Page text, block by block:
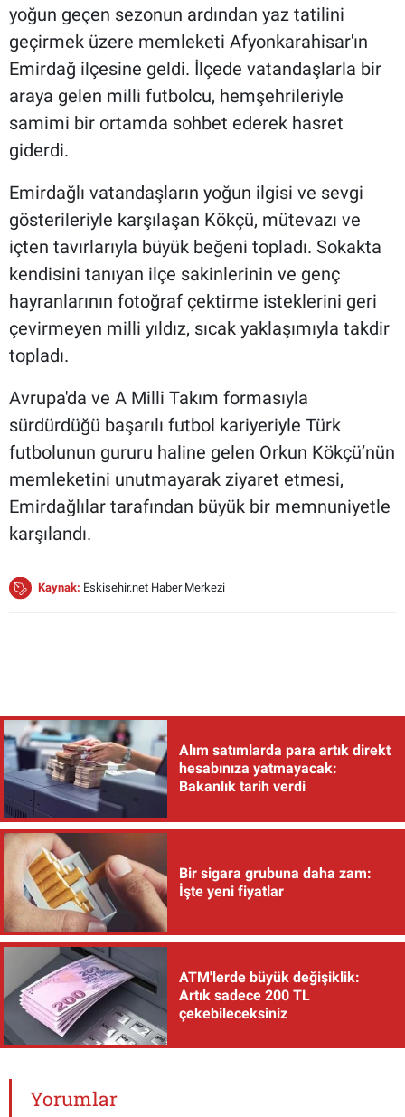
yoğun geçen sezonun ardından yaz tatilini
geçirmek üzere memleketi Afyonkarahisar'ın
Emirdağ ilçesine geldi. İlçede vatandaşlarla bir
araya gelen milli futbolcu, hemşehrileriyle
samimi bir ortamda sohbet ederek hasret
giderdi.
Emirdağlı vatandaşların yoğun ilgisi ve sevgi
gösterileriyle karşılaşan Kökçü, mütevazı ve
içten tavırlarıyla büyük beğeni topladı. Sokakta
kendisini tanıyan ilçe sakinlerinin ve genç
hayranlarının fotoğraf çektirme isteklerini geri
çevirmeyen milli yıldız, sıcak yaklaşımıyla takdir
topladı.
Avrupa'da ve A Milli Takım formasıyla
sürdürdüğü başarılı futbol kariyeriyle Türk
futbolunun gururu haline gelen Orkun Kökçü’nün
memleketini unutmayarak ziyaret etmesi,
Emirdağlılar tarafından büyük bir memnuniyetle
karşılandı.
Kaynak: Eskisehir.net Haber Merkezi
Alım satımlarda para artık direkt
hesabınıza yatmayacak:
Bakanlık tarih verdi
Bir sigara grubuna daha zam:
İşte yeni fiyatlar
ATM'lerde büyük değişiklik:
Artık sadece 200 TL
çekebileceksiniz
Yorumlar